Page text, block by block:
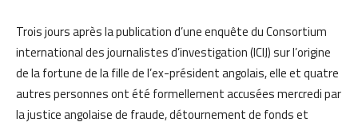
Trois jours après la publication d’une enquête du Consortium
international des journalistes d’investigation (ICIJ) sur l’origine
de la fortune de la fille de l’ex-président angolais, elle et quatre
autres personnes ont été formellement accusées mercredi par
la justice angolaise de fraude, détournement de fonds et